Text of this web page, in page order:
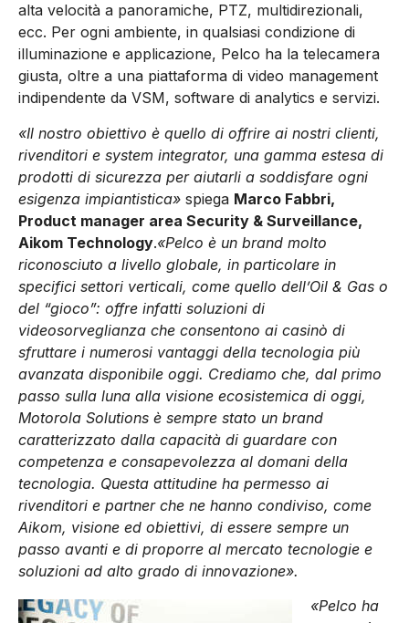
alta velocità a panoramiche, PTZ, multidirezionali,
ecc. Per ogni ambiente, in qualsiasi condizione di
illuminazione e applicazione, Pelco ha la telecamera
giusta, oltre a una piattaforma di video management
indipendente da VSM, software di analytics e servizi.
«Il nostro obiettivo è quello di offrire ai nostri clienti,
rivenditori e system integrator, una gamma estesa di
prodotti di sicurezza per aiutarli a soddisfare ogni
esigenza impiantistica» spiega Marco Fabbri,
Product manager area Security & Surveillance,
Aikom Technology.«Pelco è un brand molto
riconosciuto a livello globale, in particolare in
specifici settori verticali, come quello dell’Oil & Gas o
del “gioco”: offre infatti soluzioni di
videosorveglianza che consentono ai casinò di
sfruttare i numerosi vantaggi della tecnologia più
avanzata disponibile oggi. Crediamo che, dal primo
passo sulla luna alla visione ecosistemica di oggi,
Motorola Solutions è sempre stato un brand
caratterizzato dalla capacità di guardare con
competenza e consapevolezza al domani della
tecnologia. Questa attitudine ha permesso ai
rivenditori e partner che ne hanno condiviso, come
Aikom, visione ed obiettivi, di essere sempre un
passo avanti e di proporre al mercato tecnologie e
soluzioni ad alto grado di innovazione».
«Pelco ha